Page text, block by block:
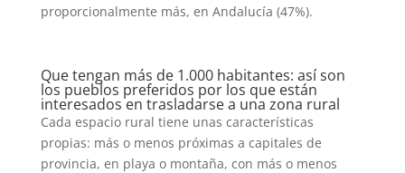
proporcionalmente más, en Andalucía (47%).
Que tengan más de 1.000 habitantes: así son
los pueblos preferidos por los que están
interesados en trasladarse a una zona rural
Cada espacio rural tiene unas características
propias: más o menos próximas a capitales de
provincia, en playa o montaña, con más o menos